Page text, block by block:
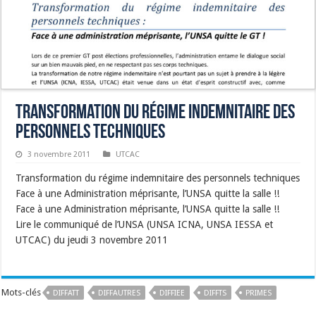
Transformation du régime indemnitaire des
personnels techniques
3 novembre 2011 UTCAC
Transformation du régime indemnitaire des personnels techniques
Face à une Administration méprisante, l’UNSA quitte la salle !!
Face à une Administration méprisante, l’UNSA quitte la salle !!
Lire le communiqué de l’UNSA (UNSA ICNA, UNSA IESSA et
UTCAC) du jeudi 3 novembre 2011
Mots-clés DIFFATT DIFFAUTRES DIFFIEE DIFFTS PRIMES